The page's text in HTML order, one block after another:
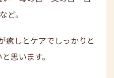
ど。
癒しとケアでしっかりと
思います。